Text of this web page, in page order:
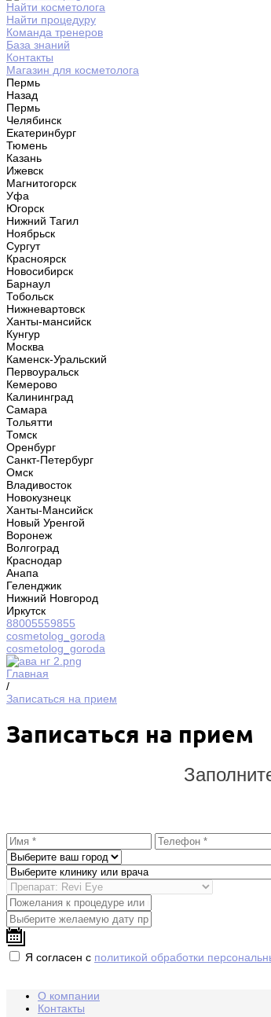
Найти косметолога
Найти процедуру
Команда тренеров
База знаний
Контакты
Магазин для косметолога
Пермь
Назад
Пермь
Челябинск
Екатеринбург
Тюмень
Казань
Ижевск
Магнитогорск
Уфа
Югорск
Нижний Тагил
Ноябрьск
Сургут
Красноярск
Новосибирск
Барнаул
Тобольск
Нижневартовск
Ханты-мансийск
Кунгур
Москва
Каменск-Уральский
Первоуральск
Кемерово
Калининград
Самара
Тольятти
Томск
Оренбург
Санкт-Петербург
Омск
Владивосток
Новокузнецк
Ханты-Мансийск
Новый Уренгой
Воронеж
Волгоград
Краснодар
Анапа
Геленджик
Нижний Новгород
Иркутск
88005559855
cosmetolog_goroda
cosmetolog_goroda
Главная
/
Записаться на прием
Записаться на прием
Я согласен с политикой обработки
О компании
Контакты